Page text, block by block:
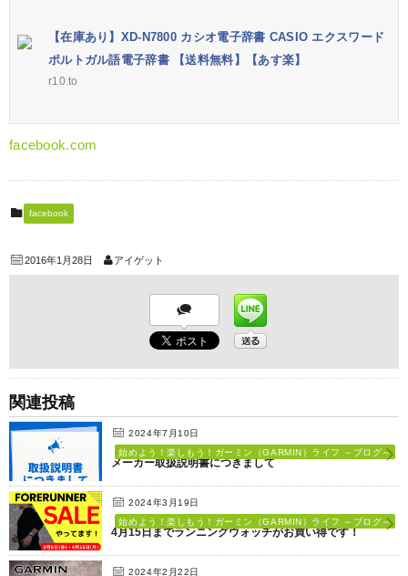
【在庫あり】XD-N7800 カシオ電子辞書 CASIO エクスワード
ポルトガル語電子辞書 【送料無料】【あす楽】
r10.to
facebook.com
facebook
2016年1月28日 アイゲット
関連投稿
2024年7月10日
始めよう！楽しもう！ガーミン（GARMIN）ライフ ～ブログ～
メーカー取扱説明書につきまして
2024年3月19日
始めよう！楽しもう！ガーミン（GARMIN）ライフ ～ブログ～
4月15日までランニングウォッチがお買い得です！
2024年2月22日